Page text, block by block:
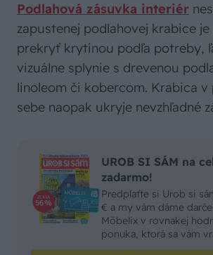
Podlahová zásuvka interiér
zapustenej podlahovej krabice je
prekryť krytinou podľa potreby,
vizuálne splynie s drevenou
linoleom či kobercom. Krabica v
sebe naopak ukryje nevzhľadné
UROB SI SÁM na
zadarmo!
Predplaťte si Urob si
€ a my vám dáme
Möbelix v rovnakej
ponuka, ktorá sa vám